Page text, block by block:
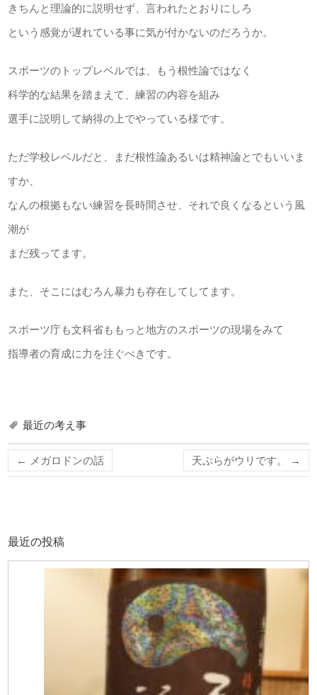
きちんと理論的に説明せず、言われたとおりにしろ
という感覚が遅れている事に気が付かないのだろうか。
スポーツのトップレベルでは、もう根性論ではなく
科学的な結果を踏まえて、練習の内容を組み
選手に説明して納得の上でやっている様です。
ただ学校レベルだと、まだ根性論あるいは精神論とでもいいま
すか、
なんの根拠もない練習を長時間させ、それで良くなるという風
潮が
まだ残ってます。
また、そこにはむろん暴力も存在してしてます。
スポーツ庁も文科省ももっと地方のスポーツの現場をみて
指導者の育成に力を注ぐべきです。
最近の考え事
← メガロドンの話 天ぷらがウリです。 →
最近の投稿